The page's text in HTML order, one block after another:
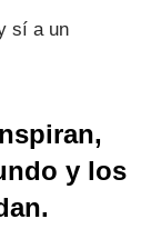
sí a un
y los